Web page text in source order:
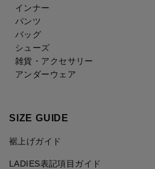
インナー
パンツ
バッグ
シューズ
雑貨・アクセサリー
アンダーウェア
SIZE GUIDE
裾上げガイド
LADIES表記項目ガイド